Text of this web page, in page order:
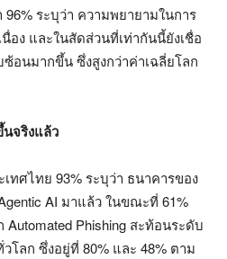
ระบุว่า ความพยายามในการ
อง และในสัดส่วนที่เท่ากันนี้ยังเชื่อ
อนมากขึ้น ซึ่งสูงกว่าค่าเฉลี่ยโลก
จริงแล้ว
ทศไทย 93% ระบุว่า ธนาคารของ
AI มาแล้ว ในขณะที่ 61%
Phishing สะท้อนระดับ
โลก ซึ่งอยู่ที่ 80% และ 48% ตาม